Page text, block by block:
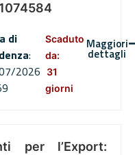
di
:
2026
Scaduto
da:
31
giorni
Maggiori
dettagli
per l’Export: